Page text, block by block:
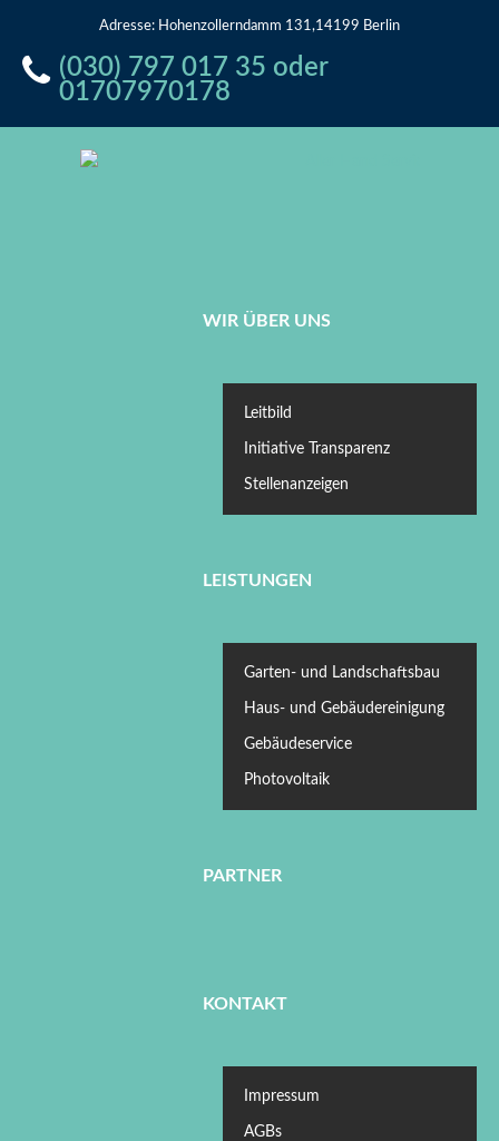
Adresse: Hohenzollerndamm 131,14199 Berlin
(030) 797 017 35 oder
01707970178
WIR ÜBER UNS
Leitbild
Initiative Transparenz
Stellenanzeigen
LEISTUNGEN
Garten- und Landschaftsbau
Haus- und Gebäudereinigung
Gebäudeservice
Photovoltaik
PARTNER
KONTAKT
Impressum
AGBs